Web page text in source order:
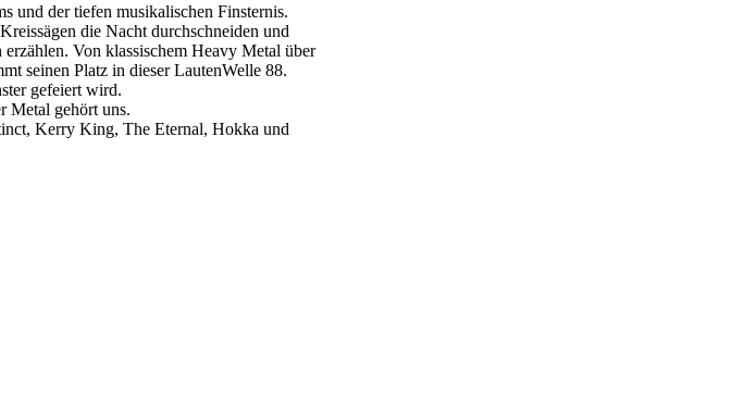
und der tiefen musikalischen Finsternis.
die Nacht durchschneiden und
Von klassischem Heavy Metal über
seinen Platz in dieser LautenWelle 88.
gefeiert wird.
Metal gehört uns.
Kerry King, The Eternal, Hokka und